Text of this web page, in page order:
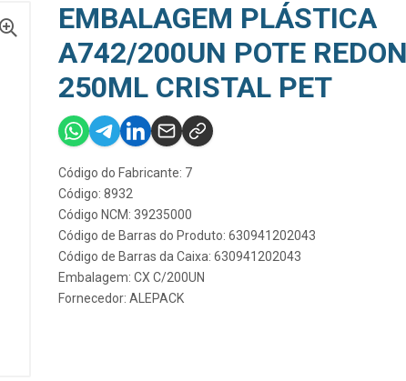
EMBALAGEM PLÁSTICA
A742/200UN POTE
250ML CRISTAL PET
Código do Fabricante: 7
Código: 8932
Código NCM: 39235000
Código de Barras do Produto: 630941202043
Código de Barras da Caixa: 630941202043
Embalagem: CX C/200UN
Fornecedor: ALEPACK